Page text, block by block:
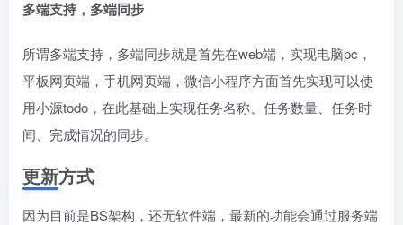
多端支持，多端同步
所谓多端支持，多端同步就是首先在web端，实现电脑pc，
平板网页端，手机网页端，微信小程序方面首先实现可以使
用小源todo，在此基础上实现任务名称、任务数量、任务时
间、完成情况的同步。
更新方式
因为目前是BS架构，还无软件端，最新的功能会通过服务端